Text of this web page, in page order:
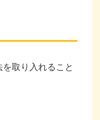
取り入れること